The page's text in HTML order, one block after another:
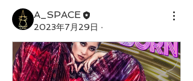
A_SPACE
2023年7月29日 ·